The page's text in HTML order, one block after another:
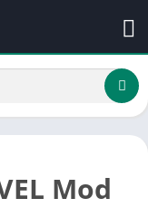
Mod